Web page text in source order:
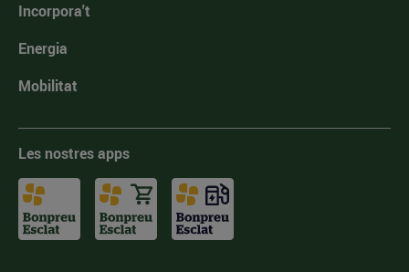
Incorpora't
Energia
Mobilitat
Les nostres apps